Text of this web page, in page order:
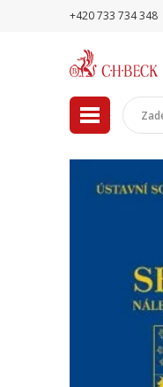
+420 733 734 348